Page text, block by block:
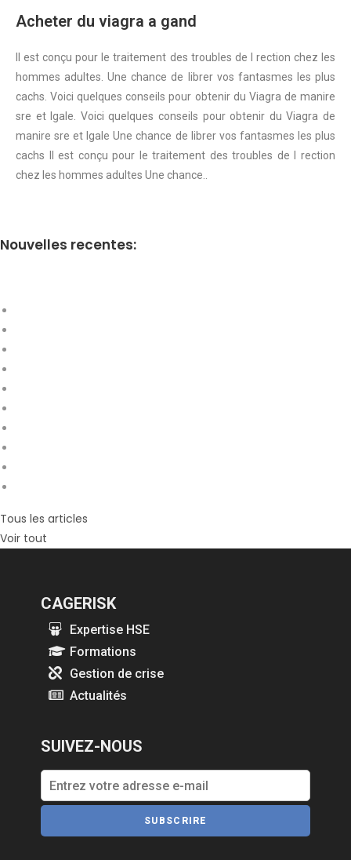
Acheter du viagra a gand
Il est conçu pour le traitement des troubles de l rection chez les
hommes adultes. Une chance de librer vos fantasmes les plus
cachs. Voici quelques conseils pour obtenir du Viagra de manire
sre et lgale. Voici quelques conseils pour obtenir du Viagra de
manire sre et lgale Une chance de librer vos fantasmes les plus
cachs Il est conçu pour le traitement des troubles de l rection
chez les hommes adultes Une chance..
Nouvelles recentes:
Tous les articles
Voir tout
CAGERISK
Expertise HSE
Formations
Gestion de crise
Actualités
SUIVEZ-NOUS
SUBSCRIRE